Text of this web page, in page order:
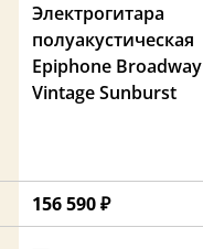
Электрогитара
полуакустическая
Epiphone Broadway
Vintage Sunburst
156 590 ₽